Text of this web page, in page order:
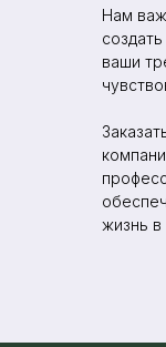
Нам
ваши
жизнь в